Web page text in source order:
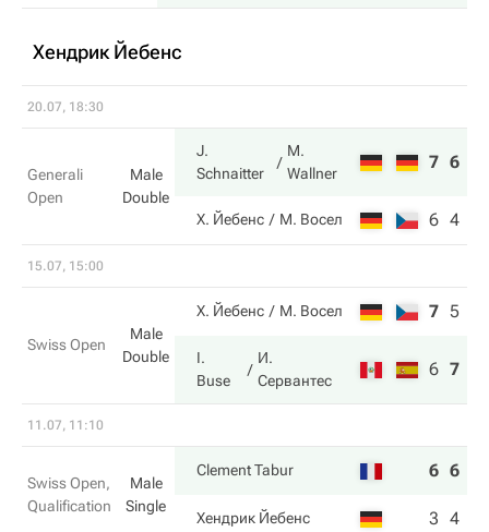
Хендрик Йебенс
20.07, 18:30
Generali
Open
Male
Double
J.
Schnaitter
M.
Wallner
7 6
Х. Йебенс М. Восел 6 4
15.07, 15:00
Swiss Open
Male
Double
Х. Йебенс М. Восел 7 5
I.
Buse
И.
Сервантес
6 7
11.07, 11:10
Swiss Open,
Qualification
Male
Single
Clement Tabur 6 6
Хендрик Йебенс 3 4